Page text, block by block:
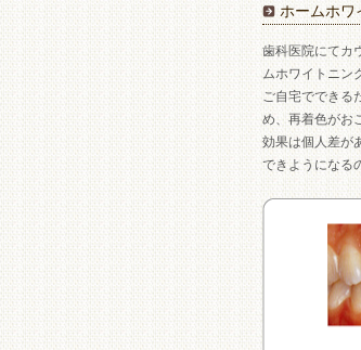
ホームホワ
歯科医院にてカ
ムホワイトニン
ご自宅でできる
め、再着色がお
効果は個人差が
できようになる